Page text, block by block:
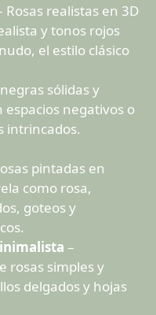
Rosas realistas en 3D
y tonos rojos
el estilo clásico
sólidas y
espacios negativos o
intrincados.
pintadas en
como rosa,
goteos y
–
rosas simples y
delgados y hojas